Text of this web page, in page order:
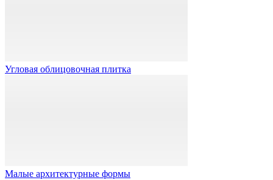
Угловая облицовочная плитка
Малые архитектурные формы